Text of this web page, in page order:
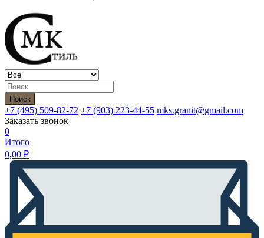
Поиск
+7 (495) 509-82-72 +7 (903) 223-44-55 mks.granit@gmail.com
Заказать звонок
0
Итого
0,00 ₽